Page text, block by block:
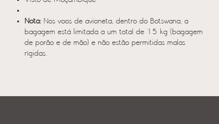
Nota: Nos voos de avioneta, dentro do Botswana, a
bagagem está limitada a um total de 15 kg (bagagem
de porão e de mão) e não estão permitidas malas
rígidas.